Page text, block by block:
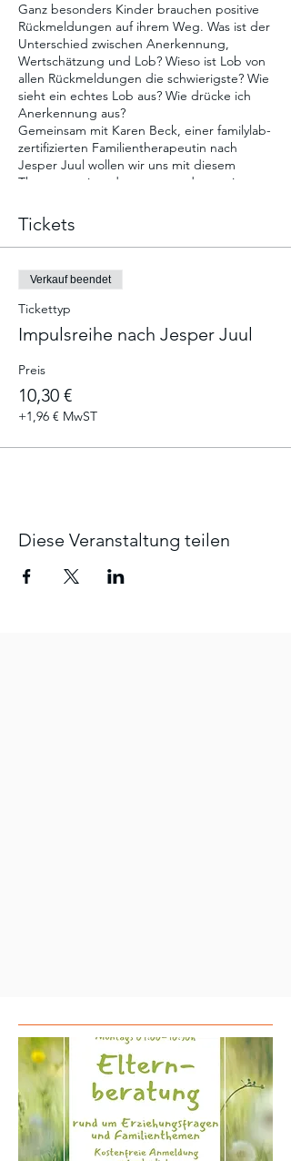
Ganz besonders Kinder brauchen positive
Rückmeldungen auf ihrem Weg. Was ist der
Unterschied zwischen Anerkennung,
Wertschätzung und Lob? Wieso ist Lob von
allen Rückmeldungen die schwierigste? Wie
sieht ein echtes Lob aus? Wie drücke ich
Anerkennung aus?
Gemeinsam mit Karen Beck, einer familylab-
zertifizierten Familientherapeutin nach
Jesper Juul wollen wir uns mit diesem
Thema auseinandersetzen und gemeinsam
Tickets
Verkauf beendet
Tickettyp
Impulsreihe nach Jesper Juul
Preis
10,30 €
+1,96 € MwST
Diese Veranstaltung teilen